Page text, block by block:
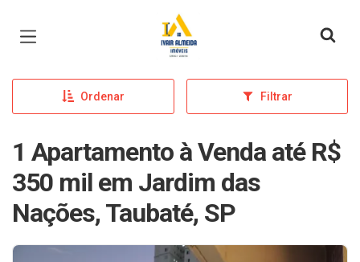
Página inicial
Ordenar Filtrar
1 Apartamento à Venda até R$
350 mil em Jardim das
Nações, Taubaté, SP